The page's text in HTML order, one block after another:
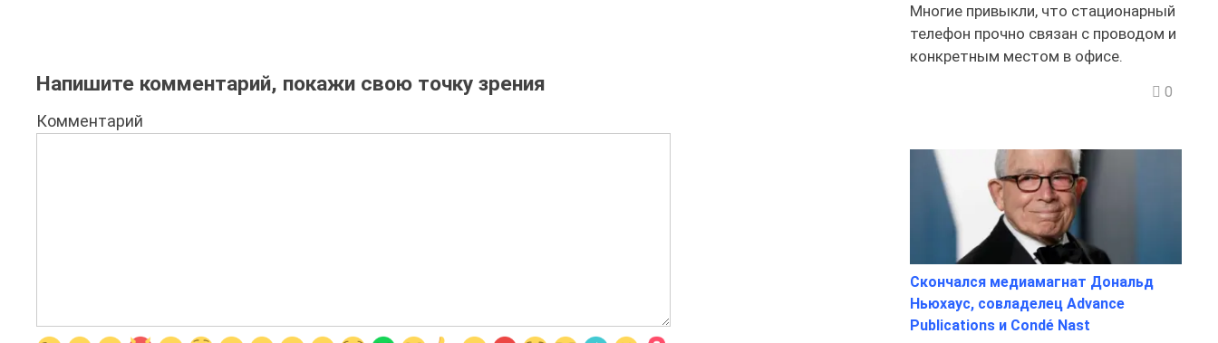
Напишите комментарий, покажи свою точку зрения
Комментарий
Многие привыкли, что стационарный
телефон прочно связан с проводом и
конкретным местом в офисе.
0
Скончался медиамагнат Дональд
Ньюхаус, совладелец Advance
Publications и Condé Nast